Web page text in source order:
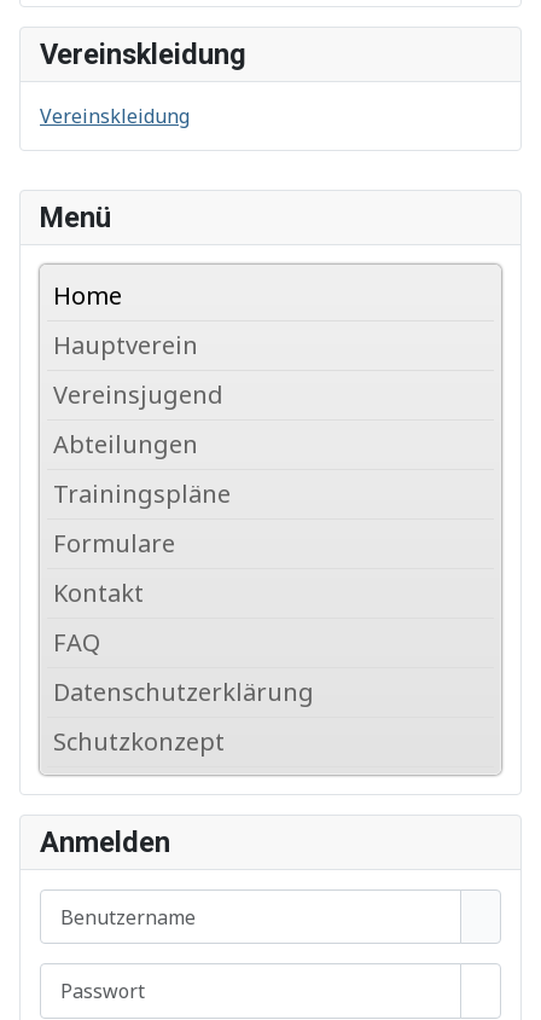
Menü
Home
Hauptverein
Vereinsjugend
Abteilungen
Trainingspläne
Formulare
Kontakt
FAQ
Datenschutzerklärung
Schutzkonzept
Anmelden
Vereinskleidung
Vereinskleidung